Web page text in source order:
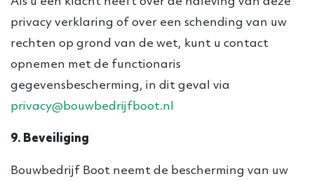
privacy verklaring of over een schending van uw
rechten op grond van de wet, kunt u contact
opnemen met de functionaris
gegevensbescherming, in dit geval via
privacy@bouwbedrijfboot.nl
9. Beveiliging
Bouwbedrijf Boot neemt de bescherming van uw